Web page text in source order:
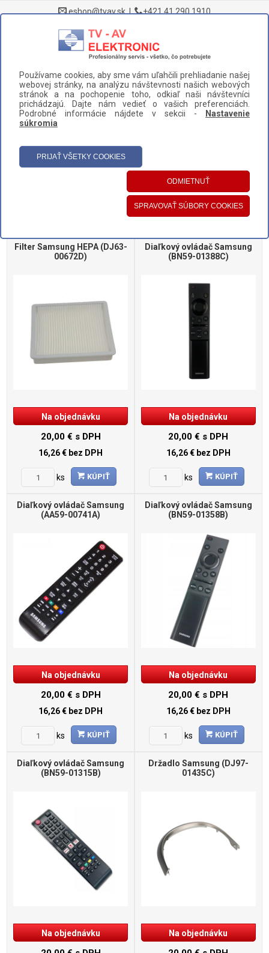
eshop@tvav.sk| +421 41 290 1910
DOMOV > VÝROBCA > SAMSUNG
UŽÍVATEĽSKÝ PANEL
HLAVNÉ MENU
ZOBRAZIŤ FILTRE
Filter Samsung HEPA (DJ63-
00672D)
Na objednávku
20,00 € s DPH
16,26 € bez DPH
ks KÚPIŤ
Diaľkový ovládač Samsung
(BN59-01388C)
Na objednávku
20,00 € s DPH
16,26 € bez DPH
ks KÚPIŤ
Diaľkový ovládač Samsung
(AA59-00741A)
Na objednávku
20,00 € s DPH
16,26 € bez DPH
ks KÚPIŤ
Diaľkový ovládač Samsung
(BN59-01358B)
Na objednávku
20,00 € s DPH
16,26 € bez DPH
ks KÚPIŤ
Diaľkový ovládač Samsung
(BN59-01315B)
Na objednávku
Držadlo Samsung (DJ97-
01435C)
Na objednávku
Používame cookies, aby sme vám uľahčili prehliadanie našej
webovej stránky, na analýzu návštevnosti našich webových
stránok a na pochopenie toho, odkiaľ naši návštevníci
prichádzajú. Dajte nám vedieť o vašich preferenciách.
Podrobné informácie nájdete v sekcii -
Nastavenie
súkromia